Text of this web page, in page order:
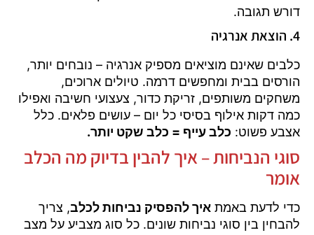
דורש תגובה.
4. הוצאת אנרגיה
כלבים שאינם מוציאים מספיק אנרגיה – נובחים יותר,
הורסים בבית ומחפשים דרמה. טיולים ארוכים,
משחקים משותפים, זריקת כדור, צעצועי חשיבה ואפילו
כמה דקות אילוף בסיסי כל יום – עושים פלאים. כלל
אצבע פשוט: כלב עייף = כלב שקט יותר.
סוגי הנביחות – איך להבין בדיוק מה הכלב
אומר
כדי לדעת באמת איך להפסיק נביחות לכלב, צריך
להבחין בין סוגי נביחות שונים. כל סוג מצביע על מצב